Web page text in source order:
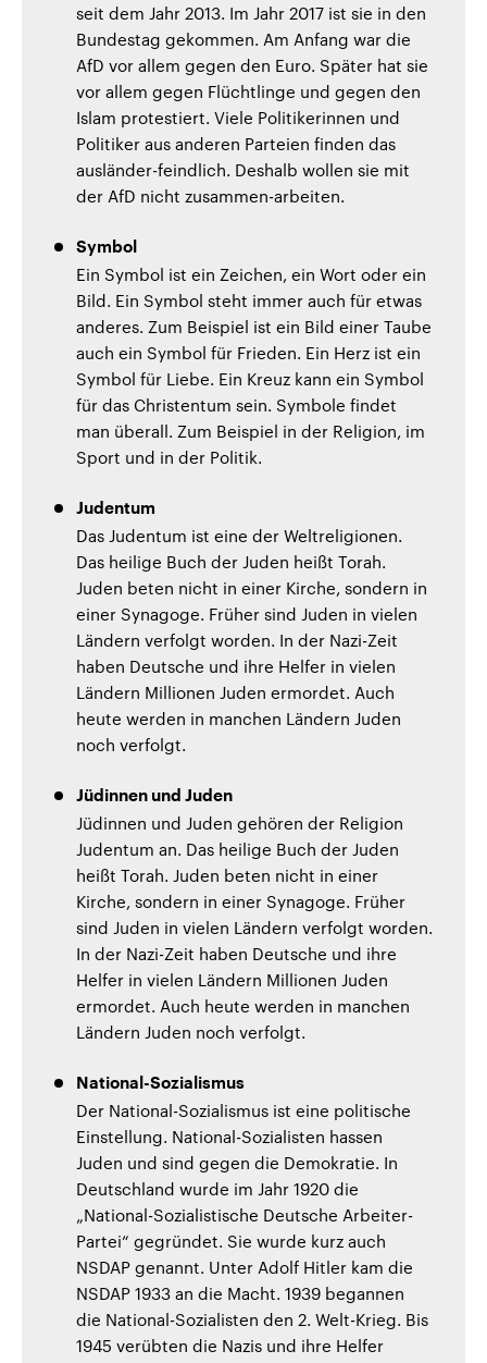
seit dem Jahr 2013. Im Jahr 2017 ist sie in den
Bundestag gekommen. Am Anfang war die
AfD vor allem gegen den Euro. Später hat sie
vor allem gegen Flüchtlinge und gegen den
Islam protestiert. Viele Politikerinnen und
Politiker aus anderen Parteien finden das
ausländer-feindlich. Deshalb wollen sie mit
der AfD nicht zusammen-arbeiten.
Symbol
Ein Symbol ist ein Zeichen, ein Wort oder ein
Bild. Ein Symbol steht immer auch für etwas
anderes. Zum Beispiel ist ein Bild einer Taube
auch ein Symbol für Frieden. Ein Herz ist ein
Symbol für Liebe. Ein Kreuz kann ein Symbol
für das Christentum sein. Symbole findet
man überall. Zum Beispiel in der Religion, im
Sport und in der Politik.
Judentum
Das Judentum ist eine der Weltreligionen.
Das heilige Buch der Juden heißt Torah.
Juden beten nicht in einer Kirche, sondern in
einer Synagoge. Früher sind Juden in vielen
Ländern verfolgt worden. In der Nazi-Zeit
haben Deutsche und ihre Helfer in vielen
Ländern Millionen Juden ermordet. Auch
heute werden in manchen Ländern Juden
noch verfolgt.
Jüdinnen und Juden
Jüdinnen und Juden gehören der Religion
Judentum an. Das heilige Buch der Juden
heißt Torah. Juden beten nicht in einer
Kirche, sondern in einer Synagoge. Früher
sind Juden in vielen Ländern verfolgt worden.
In der Nazi-Zeit haben Deutsche und ihre
Helfer in vielen Ländern Millionen Juden
ermordet. Auch heute werden in manchen
Ländern Juden noch verfolgt.
National-Sozialismus
Der National-Sozialismus ist eine politische
Einstellung. National-Sozialisten hassen
Juden und sind gegen die Demokratie. In
Deutschland wurde im Jahr 1920 die
„National-Sozialistische Deutsche Arbeiter-
Partei“ gegründet. Sie wurde kurz auch
NSDAP genannt. Unter Adolf Hitler kam die
NSDAP 1933 an die Macht. 1939 begannen
die National-Sozialisten den 2. Welt-Krieg. Bis
1945 verübten die Nazis und ihre Helfer